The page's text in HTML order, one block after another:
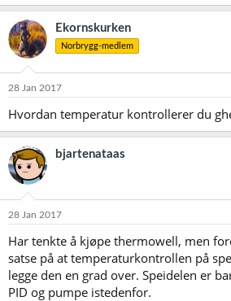
Ekornskurken
Norbrygg-medlem
28 Jan 2017
Hvordan temperatur kontrollerer du
bjartenataas
28 Jan 2017
Har tenkte å kjøpe thermowell, men
satse på at temperaturkontrollen på
legge den en grad over. Speidelen er
PID og pumpe istedenfor.